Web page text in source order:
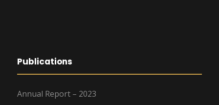
Publications
Annual Report – 2023